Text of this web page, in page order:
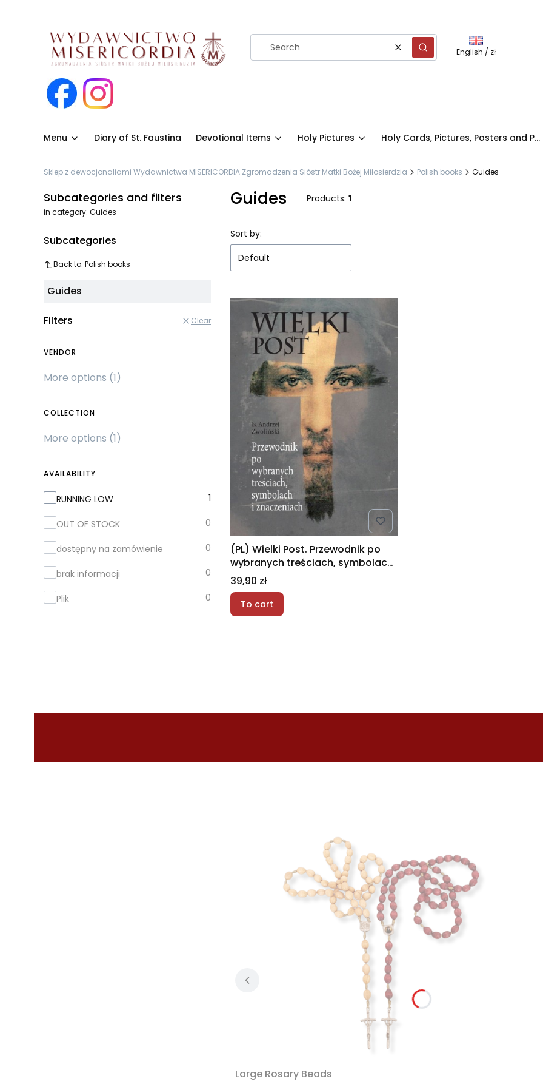
Clear Search English / zł
Menu Diary of St. Faustina Devotional Items Holy Pictures Holy Cards, Pictures, Posters and P...
Sklep z dewocjonaliami Wydawnictwa MISERICORDIA Zgromadzenia Sióstr Matki Bożej Miłosierdzia Polish books Guides
Subcategories and filters
in category: Guides
Subcategories
Back to: Polish books
Guides
Filters Clear
VENDOR
Vendor
More options (1)
COLLECTION
Collection
More options (1)
AVAILABILITY
Availability
RUNNING LOW 1
OUT OF STOCK 0
dostępny na zamówienie 0
brak informacji 0
Plik 0
Guides Products: 1
List of products
Sort by:
Default
(PL) Wielki Post. Przewodnik po
wybranych treściach, symbolach
i znaczeniach
Price
39,90 zł
To cart
Large Rosary Beads